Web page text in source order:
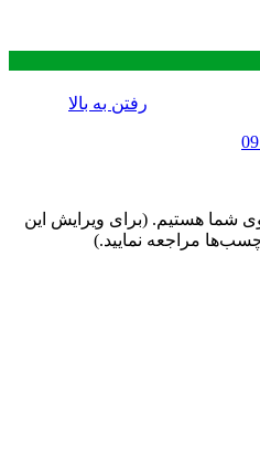
رفتن به بالا
پاسخگوی شما هستیم. (برای ویرایش این
مراجعه نمایید.)